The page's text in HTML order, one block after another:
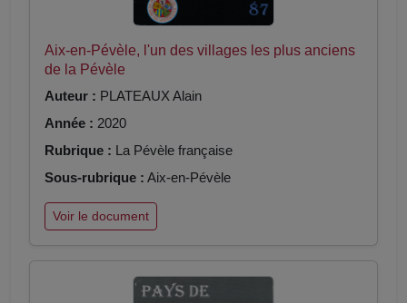
Aix-en-Pévèle, l'un des villages les plus anciens
de la Pévèle
Auteur : PLATEAUX Alain
Année : 2020
Rubrique : La Pévèle française
Sous-rubrique : Aix-en-Pévèle
Voir le document